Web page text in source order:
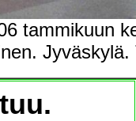
tammikuun
Jyväskylä.